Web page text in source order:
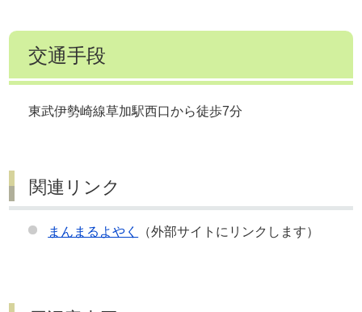
交通手段
東武伊勢崎線草加駅西口から徒歩7分
関連リンク
まんまるよやく （外部サイトにリンクします）